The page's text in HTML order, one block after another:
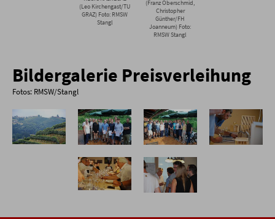
(Leo Kirchengast/TU
GRAZ) Foto: RMSW
Stangl
(Franz Oberschmid,
Christopher
Günther/FH
Joanneum) Foto:
RMSW Stangl
Bildergalerie Preisverleihung
Fotos: RMSW/Stangl